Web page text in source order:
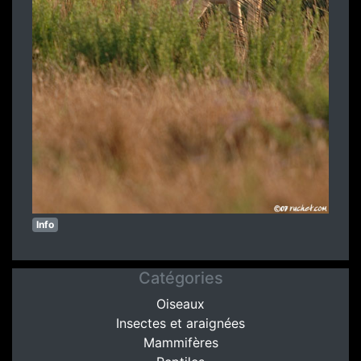
Info
Catégories
Oiseaux
Insectes et araignées
Mammifères